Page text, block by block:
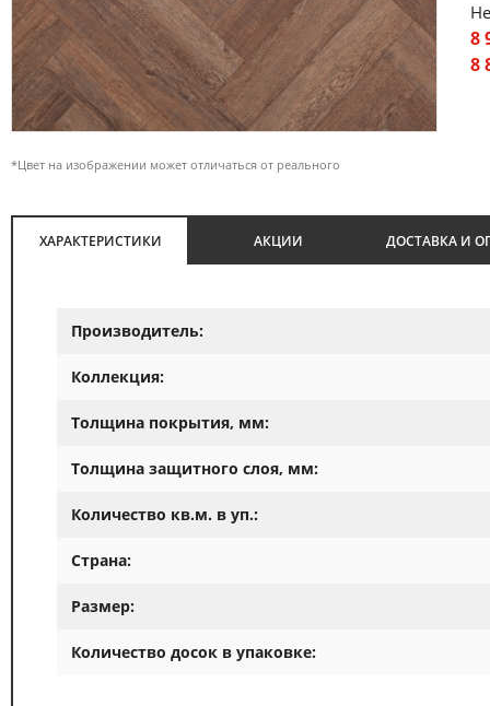
*Цвет на изображении может отличаться от реального
8
8
ХАРАКТЕРИСТИКИ АКЦИИ ДОСТАВКА И
Производитель:
Коллекция:
Толщина покрытия, мм:
Толщина защитного слоя, мм:
Количество кв.м. в уп.:
Страна:
Размер:
Количество досок в упаковке: